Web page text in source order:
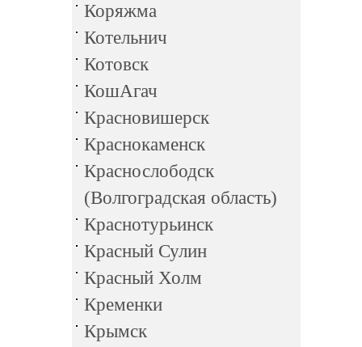
Коряжма
Котельнич
Котовск
КошАгач
Красновишерск
Краснокаменск
Краснослободск
(Волгоградская область)
Краснотурьинск
Красный Сулин
Красный Холм
Кременки
Крымск